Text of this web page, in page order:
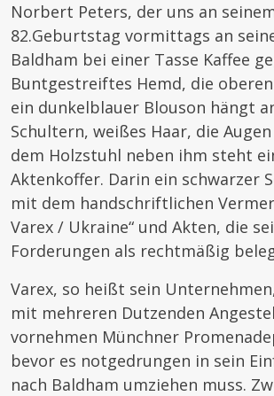
Norbert Peters, der uns an
82.Geburtstag vormittags an
Baldham bei einer Tasse Kaffee
Buntgestreiftes Hemd, die
ein dunkelblauer Blouson hängt
Schultern, weißes Haar, die
dem Holzstuhl neben ihm steht
Aktenkoffer. Darin ein schwarzer
mit dem handschriftlichen
Varex / Ukraine“ und Akten, die
Forderungen als rechtmäßig
Varex, so heißt sein
mit mehreren Dutzenden
vornehmen Münchner
bevor es notgedrungen in sein
nach Baldham umziehen muss.